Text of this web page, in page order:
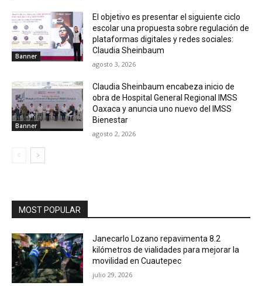
Banner
El objetivo es presentar el siguiente ciclo
escolar una propuesta sobre regulación de
plataformas digitales y redes sociales:
Claudia Sheinbaum
agosto 3, 2026
Banner
Claudia Sheinbaum encabeza inicio de
obra de Hospital General Regional IMSS
Oaxaca y anuncia uno nuevo del IMSS
Bienestar
agosto 2, 2026
MOST POPULAR
Janecarlo Lozano repavimenta 8.2
kilómetros de vialidades para mejorar la
movilidad en Cuautepec
julio 29, 2026